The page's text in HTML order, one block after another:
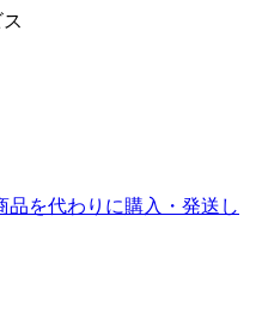
品を代わりに購入・発送し